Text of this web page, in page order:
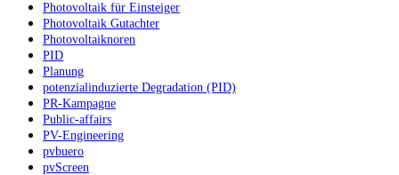
Photovoltaik für Einsteiger
Photovoltaik Gutachter
Photovoltaiknoren
PID
Planung
potenzialinduzierte Degradation (PID)
PR-Kampagne
Public-affairs
PV-Engineering
pvbuero
pvScreen